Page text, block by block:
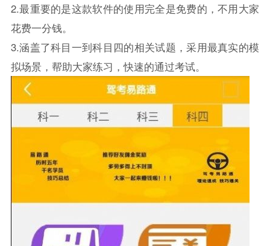
2.最重要的是这款软件的使用完全是免费的，不用大家
花费一分钱。
3.涵盖了科目一到科目四的相关试题，采用最真实的模
拟场景，帮助大家练习，快速的通过考试。